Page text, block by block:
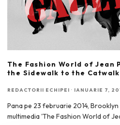
The Fashion World of Jean
the Sidewalk to the Catwalk
REDACTORII ECHIPEI · IANUARIE 7,
Pana pe 23 februarie 2014,
multimedia 'The Fashion World of